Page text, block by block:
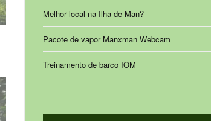
Melhor local na Ilha de Man?
Pacote de vapor Manxman Webcam
Treinamento de barco IOM